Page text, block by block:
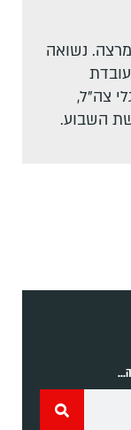
נשואה
צה"ל,
השבוע.